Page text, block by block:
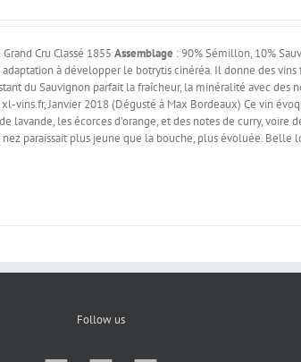
Grand Cru Classé 1855Assemblage : 90% Sémillon, 10%
à développer le botrytis cinéréa. Il donne des
du Sauvignon parfait la fraîcheur, la minéralité avec
vins.fr, Janvier 2018 (Dégusté à Max Bordeaux) Ce vin
lavande, les écorces d’orange, et des notes de curry,
nez paraissait plus jeune que la bouche, plus évoluée.
Follow us